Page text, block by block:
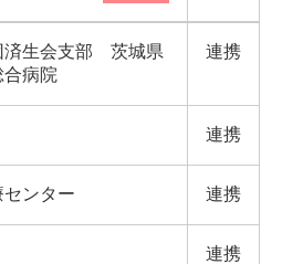
済生会支部 茨城県
病院
連携
連携
ンター 連携
連携